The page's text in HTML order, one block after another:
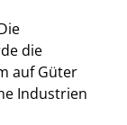
die
auf Güter
Industrien